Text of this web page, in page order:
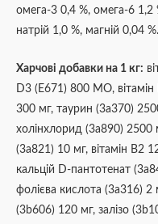
омега-3 0,4 %, омега-6 1,2
натрій 1,0 %, магній 0,04 %.
Харчові добавки на 1 кг:
D3 (E671) 800 МО, вітамін
300 мг, таурин (3a370)
холінхлорид (3a890) 2500
(3a821) 10 мг, вітамін B2
кальцій D-пантотенат
фолієва кислота (3a316) 2
(3b606) 120 мг, залізо